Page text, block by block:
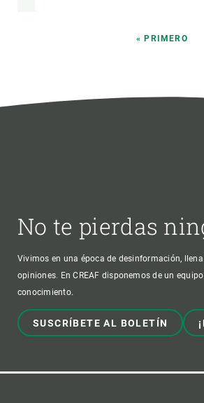
PRIMERA
« PRIMERO
No te pierdas
Vivimos en una época de desinformación,
opiniones. En CREAF disponemos de un
conocimiento.
SUSCRÍBETE AL BOLETÍN